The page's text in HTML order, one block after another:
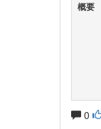
概要
0